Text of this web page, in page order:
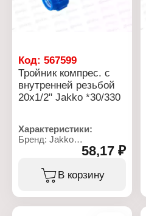
Код: 567599
Тройник компрес. с
внутренней резьбой
20x1/2" Jakko *30/330
Характеристики:
Бренд: Jakko
Артикул: 704085202T
Тип товара: Тройник
Тип: компрессионный
Диаметр присоединения:
58,17 ₽
В корзину